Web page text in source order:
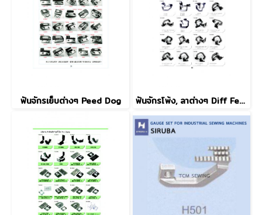
ฟันจักรเย็บต่างๆ Peed Dog ฟันจักรโพ้ง, ลาต่างๆ Diff Feed Dog